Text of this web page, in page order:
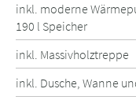
inkl. moderne
190 l Speicher
inkl. Massivholztreppe
inkl. Dusche, Wanne